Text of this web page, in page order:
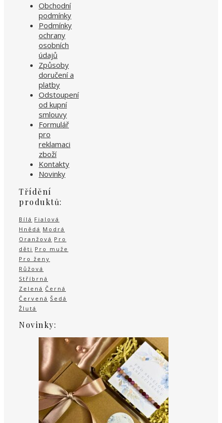
Obchodní
podmínky
Podmínky
ochrany
osobních
údajů
Způsoby
doručení a
platby
Odstoupení
od kupní
smlouvy
Formulář
pro
reklamaci
zboží
Kontakty
Novinky
Třídění
produktů:
Bílá Fialová
Hnědá Modrá
Oranžová Pro
děti Pro muže
Pro ženy
Růžová
Stříbrná
Zelená Černá
Červená Šedá
Žlutá
Novinky: